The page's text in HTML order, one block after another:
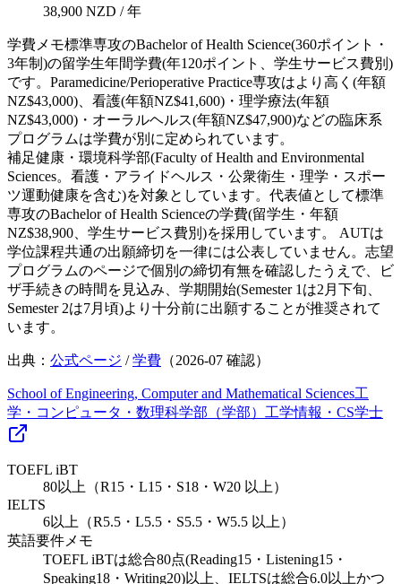
38,900 NZD / 年
学費メモ標準専攻のBachelor of Health Science(360ポイント・
3年制)の留学生年間学費(年120ポイント、学生サービス費別)
です。Paramedicine/Perioperative Practice専攻はより高く(年額
NZ$43,000)、看護(年額NZ$41,600)・理学療法(年額
NZ$43,000)・オーラルヘルス(年額NZ$47,900)などの臨床系
プログラムは学費が別に定められています。
補足健康・環境科学部(Faculty of Health and Environmental
Sciences。看護・アライドヘルス・公衆衛生・理学・スポー
ツ運動健康を含む)を対象としています。代表値として標準
専攻のBachelor of Health Scienceの学費(留学生・年額
NZ$38,900、学生サービス費別)を採用しています。 AUTは
学位課程共通の出願締切を一律には公表していません。志望
プログラムのページで個別の締切有無を確認したうえで、ビ
ザ手続きの時間を見込み、学期開始(Semester 1は2月下旬、
Semester 2は7月頃)より十分前に出願することが推奨されて
います。
出典： 公式ページ /学費 （2026-07 確認）
School of Engineering, Computer and Mathematical Sciences工
学・コンピュータ・数理科学部（学部） 工学情報・CS学士
TOEFL iBT
80以上（R15・L15・S18・W20 以上）
IELTS
6以上（R5.5・L5.5・S5.5・W5.5 以上）
英語要件メモ
TOEFL iBTは総合80点(Reading15・Listening15・
Speaking18・Writing20)以上、IELTSは総合6.0以上かつ